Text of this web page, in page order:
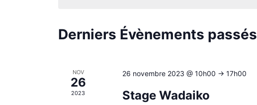
vues
Évènements
Derniers Évènements passés
NOV
26
2023
26 novembre 2023 @ 10h00 -> 17h00
Stage Wadaiko